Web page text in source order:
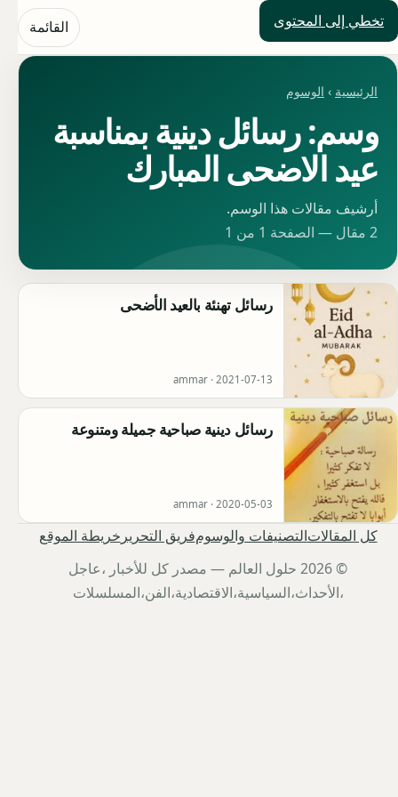
تخطي إلى المحتوى
حلول العالم القائمة
الرئيسية › الوسوم
وسم: رسائل دينية بمناسبة
عيد الاضحى المبارك
أرشيف مقالات هذا الوسم.
2 مقال — الصفحة 1 من 1
رسائل تهنئة بالعيد الأضحى
ammar · 2021-07-13
رسائل دينية صباحية جميلة ومتنوعة
ammar · 2020-05-03
كل المقالاتالتصنيفات والوسومفريق التحرير خريطة الموقع
© 2026 حلول العالم — مصدر كل للأخبار ،عاجل
،الأحداث،السياسية،الاقتصادية،الفن،المسلسلات